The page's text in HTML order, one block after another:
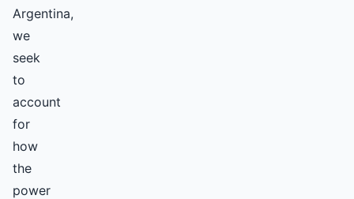
Argentina,
we
seek
to
account
for
how
the
power